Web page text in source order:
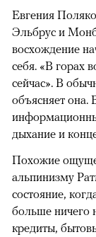
Евгения
Эльбрус и
восхождение
себя. «В горах
сейчас». В
объясняет она.
дыхание и
Похожие
альпинизму
состояние,
больше ничего
кредиты,